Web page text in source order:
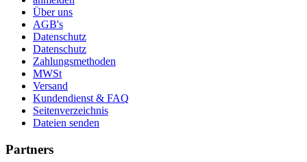
Über uns
AGB's
Datenschutz
Datenschutz
Zahlungsmethoden
MWSt
Versand
Kundendienst & FAQ
Seitenverzeichnis
Dateien senden
Partners